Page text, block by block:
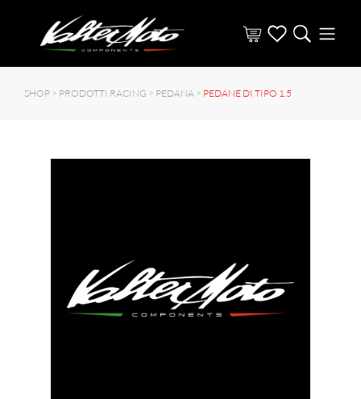
SHOP > PRODOTTI RACING > PEDANA > PEDANE DI TIPO 1.5